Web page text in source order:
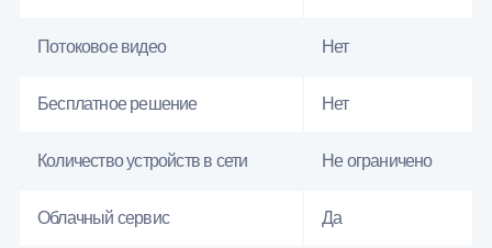
Потоковое видео Нет
Бесплатное решение Нет
Количество устройств в сети Не ограничено
Облачный сервис Да